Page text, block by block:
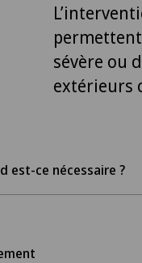
sévère ou
extérieurs
est-ce nécessaire ?